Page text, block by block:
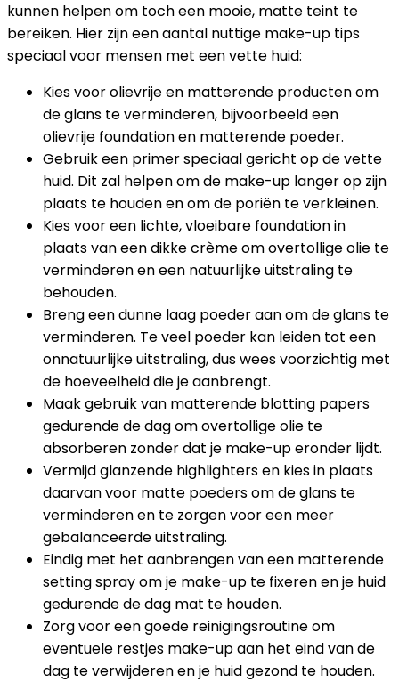
kunnen helpen om toch een mooie, matte teint te
bereiken. Hier zijn een aantal nuttige make-up tips
speciaal voor mensen met een vette huid:
Kies voor olievrije en matterende producten om
de glans te verminderen, bijvoorbeeld een
olievrije foundation en matterende poeder.
Gebruik een primer speciaal gericht op de vette
huid. Dit zal helpen om de make-up langer op zijn
plaats te houden en om de poriën te verkleinen.
Kies voor een lichte, vloeibare foundation in
plaats van een dikke crème om overtollige olie te
verminderen en een natuurlijke uitstraling te
behouden.
Breng een dunne laag poeder aan om de glans te
verminderen. Te veel poeder kan leiden tot een
onnatuurlijke uitstraling, dus wees voorzichtig met
de hoeveelheid die je aanbrengt.
Maak gebruik van matterende blotting papers
gedurende de dag om overtollige olie te
absorberen zonder dat je make-up eronder lijdt.
Vermijd glanzende highlighters en kies in plaats
daarvan voor matte poeders om de glans te
verminderen en te zorgen voor een meer
gebalanceerde uitstraling.
Eindig met het aanbrengen van een matterende
setting spray om je make-up te fixeren en je huid
gedurende de dag mat te houden.
Zorg voor een goede reinigingsroutine om
eventuele restjes make-up aan het eind van de
dag te verwijderen en je huid gezond te houden.